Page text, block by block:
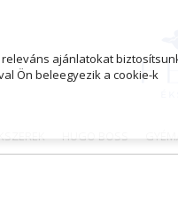
HUGO BOSS
ajánlatokat
Ön beleegyezik a cookie-k